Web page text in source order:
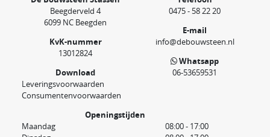
Beegderveld 4
6099 NC Beegden
KvK-nummer
13012824
Download
Leveringsvoorwaarden
Consumentenvoorwaarden
0475 - 58 22 20
E-mail
info@debouwsteen.nl
Whatsapp
06-53659531
Openingstijden
Maandag
08:00 - 17:00